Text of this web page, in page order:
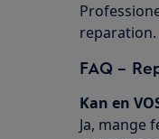
reparation.
FAQ –
Kan en
Ja, mange